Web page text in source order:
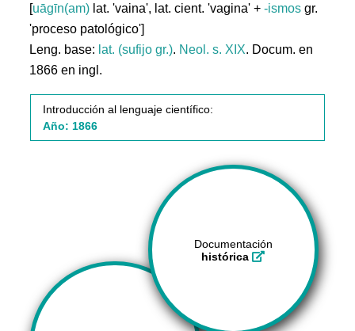
[uāgīn(am) lat. 'vaina', lat. cient. 'vagina' +-ismos gr.
'proceso patológico']
Leng. base: lat. (sufijo gr.). Neol. s. XIX. Docum. en
1866 en ingl.
Introducción al lenguaje científico:
Año: 1866
Documentación
histórica